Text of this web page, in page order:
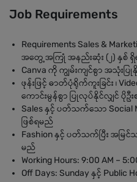
Job Requirements
Requirements Sales &
အတွေ့အကြုံ အနည်းဆုံး (၂) နှစ်
Canva ကို ကျွမ်းကျင်စွာ အသုံးပ
ဖုန်းဖြင့် ဓာတ်ပုံရိုက်ကူးခြင်း ၊
ကောင်းမွန်စွာ ပြုလုပ်နိုင်လျှင် ပိုဦးစ
Sales နှင့် ပတ်သက်သော Social
ဖြစ်ရမည်
Fashion နှင့် ပတ်သက်ပြီး အမြင်
မည်
Working Hours: 9:00 AM –
Off Days: Sunday နှင့် Public